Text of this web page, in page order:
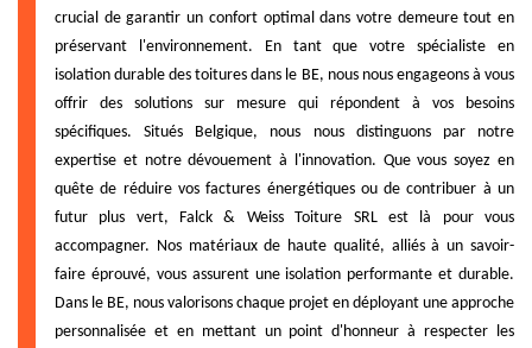
crucial de garantir un confort optimal dans votre demeure tout en
préservant l'environnement. En tant que votre spécialiste en
isolation durable des toitures dans le BE, nous nous engageons à vous
offrir des solutions sur mesure qui répondent à vos besoins
spécifiques. Situés Belgique, nous nous distinguons par notre
expertise et notre dévouement à l'innovation. Que vous soyez en
quête de réduire vos factures énergétiques ou de contribuer à un
futur plus vert, Falck & Weiss Toiture SRL est là pour vous
accompagner. Nos matériaux de haute qualité, alliés à un savoir-
faire éprouvé, vous assurent une isolation performante et durable.
Dans le BE, nous valorisons chaque projet en déployant une approche
personnalisée et en mettant un point d'honneur à respecter les